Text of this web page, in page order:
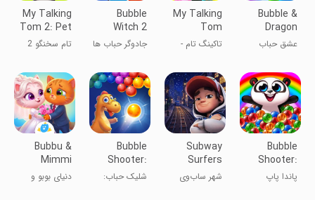
Bubble &
Dragon
عشق حباب
My Talking
Tom
Friends
تاکینگ تام -
سخنگو
Bubble
Witch 2
Saga
جادوگر حباب ها
My Talking
Tom 2: Pet
Game
تام سخنگو 2
Bubble
Shooter:
Panda Pop!
پاندا پاپ
Subway
Surfers
City
شهر ساب‌وی
Bubble
Shooter:
Egg Shoot
شلیک حباب:
Bubbu &
Mimmi
World
دنیای بوبو و